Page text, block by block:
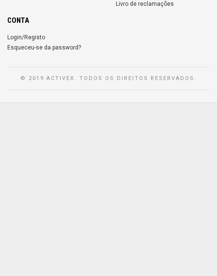
Livro de reclamações
CONTA
Login/Registo
Esqueceu-se da password?
© 2019 ACTIVEX. TODOS OS DIREITOS RESERVADOS.